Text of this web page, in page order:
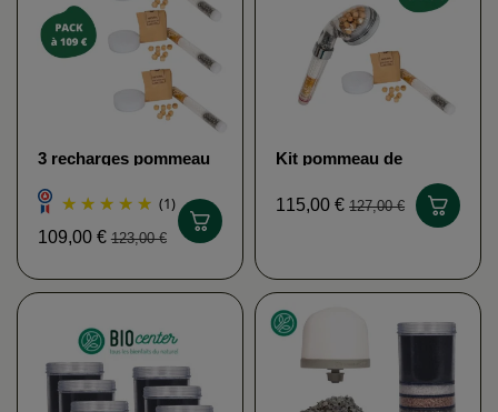
3 recharges pommeau
EVA
(1)
109,00 €123,00 €
Kit pommeau de
115,00 €127,00 €